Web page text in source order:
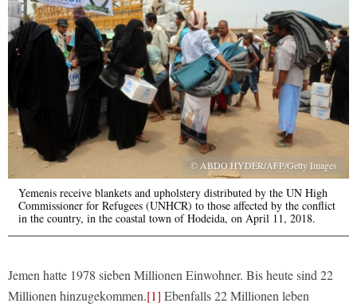
© ABDO HYDER/AFP/Getty Images
Yemenis receive blankets and upholstery distributed by the UN High
Commissioner for Refugees (UNHCR) to those affected by the conflict
in the country, in the coastal town of Hodeida, on April 11, 2018.
Jemen hatte 1978 sieben Millionen Einwohner. Bis heute sind 22
Millionen hinzugekommen.[1] Ebenfalls 22 Millionen leben